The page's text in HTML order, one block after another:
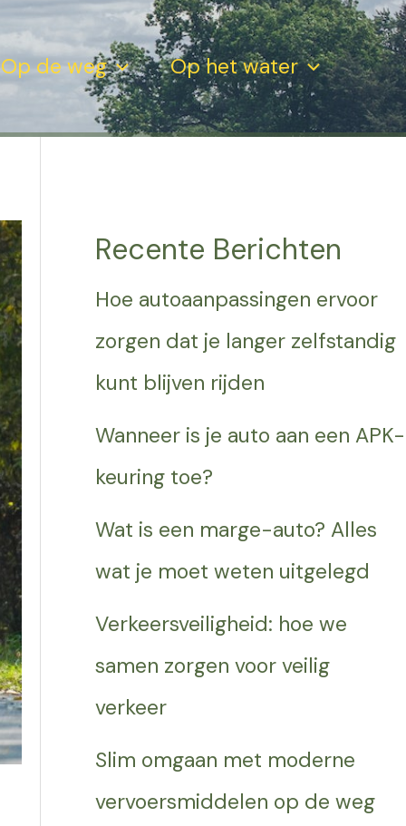
Op de weg Op het water
Recente Berichten
Hoe autoaanpassingen ervoor
zorgen dat je langer zelfstandig
kunt blijven rijden
Wanneer is je auto aan een APK-
keuring toe?
Wat is een marge-auto? Alles
wat je moet weten uitgelegd
Verkeersveiligheid: hoe we
samen zorgen voor veilig
verkeer
Slim omgaan met moderne
vervoersmiddelen op de weg